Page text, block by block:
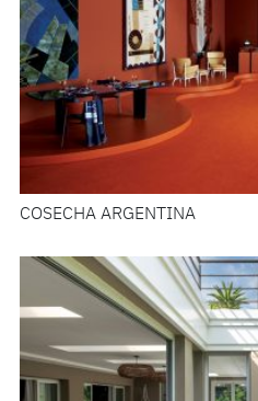
COSECHA ARGENTINA